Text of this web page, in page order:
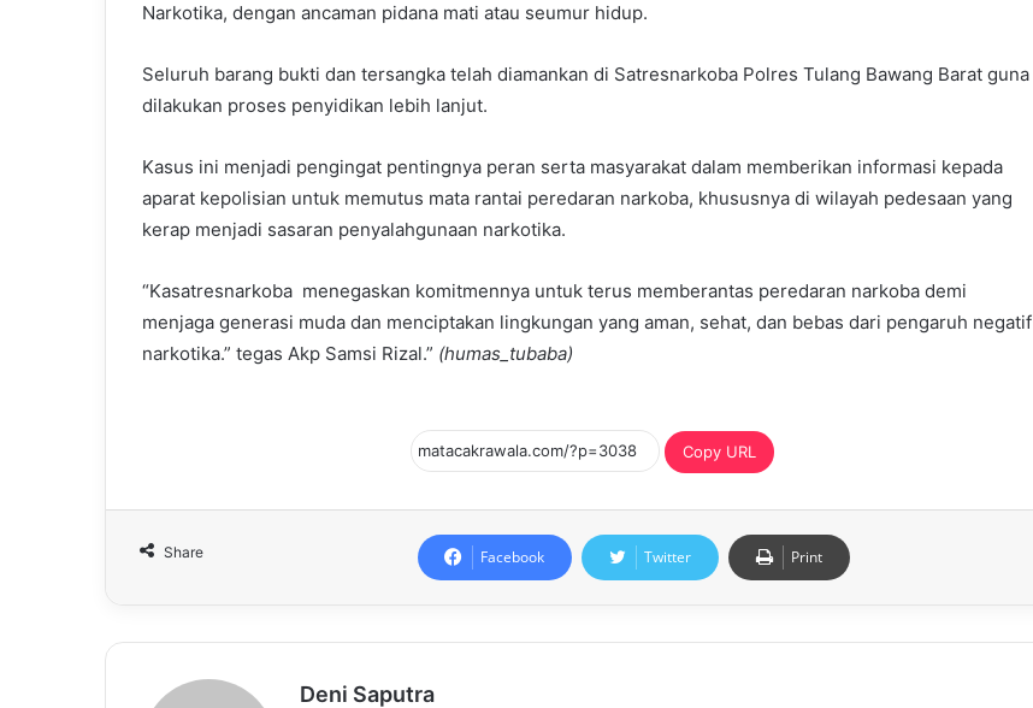
Narkotika, dengan ancaman pidana mati atau seumur hidup.
Seluruh barang bukti dan tersangka telah diamankan di Satresnarkoba Polres Tulang Bawang Barat guna
dilakukan proses penyidikan lebih lanjut.
Kasus ini menjadi pengingat pentingnya peran serta masyarakat dalam memberikan informasi kepada
aparat kepolisian untuk memutus mata rantai peredaran narkoba, khususnya di wilayah pedesaan yang
kerap menjadi sasaran penyalahgunaan narkotika.
“Kasatresnarkoba menegaskan komitmennya untuk terus memberantas peredaran narkoba demi
menjaga generasi muda dan menciptakan lingkungan yang aman, sehat, dan bebas dari pengaruh negatif
narkotika.” tegas Akp Samsi Rizal.” (humas_tubaba)
Copy URL
Share Facebook Twitter Print
Deni Saputra